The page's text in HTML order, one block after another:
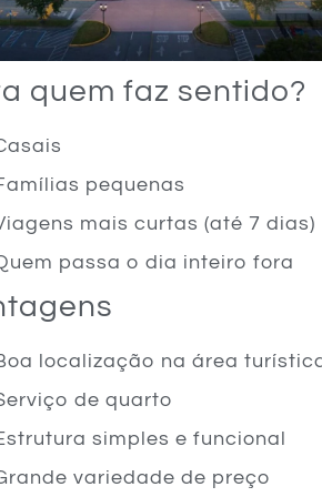
quem faz sentido?
pequenas
mais curtas (até 7 dias)
passa o dia inteiro fora
localização na área
de quarto
simples e funcional
variedade de preço